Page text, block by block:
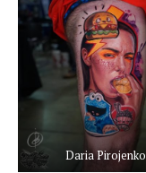
Daria Pirojenko